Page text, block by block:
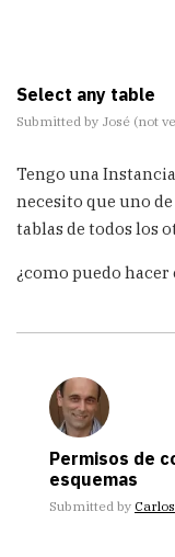
Select any table
Submitted by José (not
Tengo una
necesito que uno
tablas de todos los
¿como puedo hacer
Permisos de
esquemas
Submitted by Carlos